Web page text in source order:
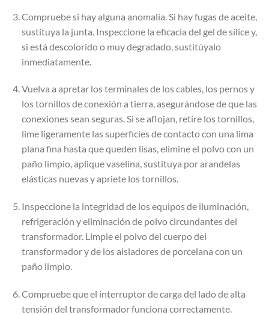
Compruebe si hay alguna anomalía. Si hay fugas de aceite,
sustituya la junta. Inspeccione la eficacia del gel de sílice y,
si está descolorido o muy degradado, sustitúyalo
inmediatamente.
Vuelva a apretar los terminales de los cables, los pernos y
los tornillos de conexión a tierra, asegurándose de que las
conexiones sean seguras. Si se aflojan, retire los tornillos,
lime ligeramente las superficies de contacto con una lima
plana fina hasta que queden lisas, elimine el polvo con un
paño limpio, aplique vaselina, sustituya por arandelas
elásticas nuevas y apriete los tornillos.
Inspeccione la integridad de los equipos de iluminación,
refrigeración y eliminación de polvo circundantes del
transformador. Limpie el polvo del cuerpo del
transformador y de los aisladores de porcelana con un
paño limpio.
Compruebe que el interruptor de carga del lado de alta
tensión del transformador funciona correctamente.